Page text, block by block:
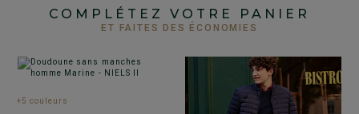
COMPLÉTEZ VOTRE PANIER
ET FAITES DES ÉCONOMIES
+5 couleurs